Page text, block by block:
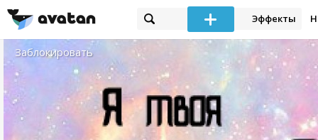
Эффекты
Заблокировать